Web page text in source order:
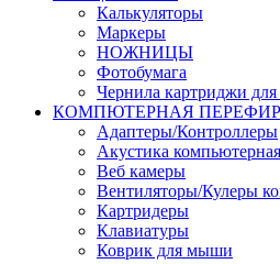
Калькуляторы
Маркеры
НОЖНИЦЫ
Фотобумага
Чернила картриджи
КОМПЮТЕРНАЯ
Адаптеры/Контроллеры
Акустика компьютерная
Веб камеры
Вентиляторы/Кулеры
Картридеры
Клавиатуры
Коврик для мыши